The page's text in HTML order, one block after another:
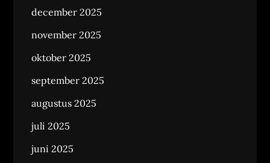
december 2025
november 2025
oktober 2025
september 2025
augustus 2025
juli 2025
juni 2025